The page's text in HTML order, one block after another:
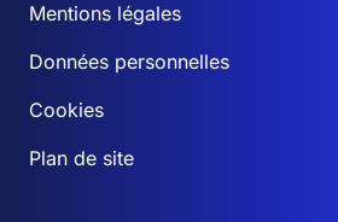
Mentions légales
Données personnelles
Cookies
Plan de site